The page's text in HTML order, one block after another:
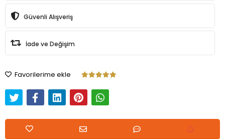
Güvenli Alışveriş
İade ve Değişim
Favorilerime ekle